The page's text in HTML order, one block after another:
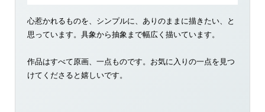
心惹かれるものを、シンプルに、ありのままに描きたい、と
思っています。具象から抽象まで幅広く描いています。
作品はすべて原画、一点ものです。お気に入りの一点を見つ
けてくださると嬉しいです。